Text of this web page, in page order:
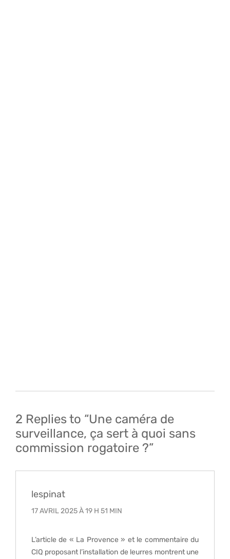
2 Replies to “Une caméra de
surveillance, ça sert à quoi sans
commission rogatoire ?”
lespinat
17 AVRIL 2025 À 19 H 51 MIN
L’article de « La Provence » et le commentaire du
CIQ proposant l’installation de leurres montrent une